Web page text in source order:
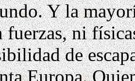
Y la
fuerzas, ni
de
Europa.